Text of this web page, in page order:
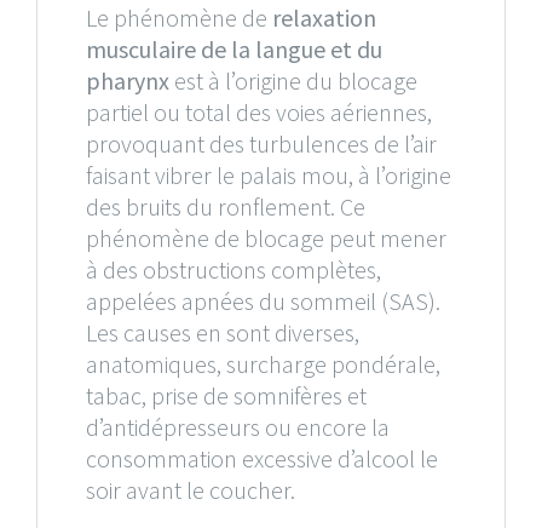
Le phénomène de relaxation
musculaire de la langue et du
pharynx est à l’origine du blocage
partiel ou total des voies aériennes,
provoquant des turbulences de l’air
faisant vibrer le palais mou, à l’origine
des bruits du ronflement. Ce
phénomène de blocage peut mener
à des obstructions complètes,
appelées apnées du sommeil (SAS).
Les causes en sont diverses,
anatomiques, surcharge pondérale,
tabac, prise de somnifères et
d’antidépresseurs ou encore la
consommation excessive d’alcool le
soir avant le coucher.